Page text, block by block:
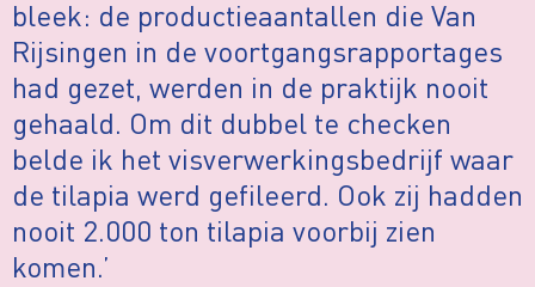
bleek: de productieaantallen die Van
Rijsingen in de voortgangsrapportages
had gezet, werden in de praktijk nooit
gehaald. Om dit dubbel te checken
belde ik het visverwerkingsbedrijf waar
de tilapia werd gefileerd. Ook zij hadden
nooit 2.000 ton tilapia voorbij zien
komen.’